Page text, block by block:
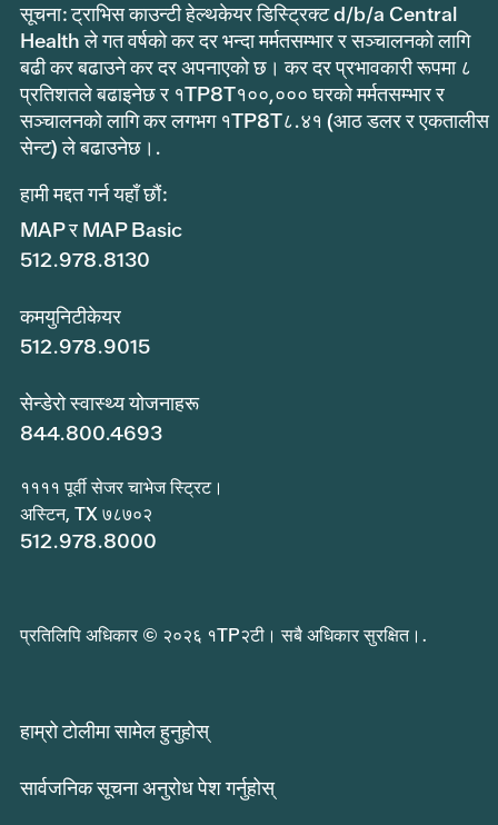
सूचना: ट्राभिस काउन्टी हेल्थकेयर डिस्ट्रिक्ट d/b/a Central
Health ले गत वर्षको कर दर भन्दा मर्मतसम्भार र सञ्चालनको लागि
बढी कर बढाउने कर दर अपनाएको छ। कर दर प्रभावकारी रूपमा ८
प्रतिशतले बढाइनेछ र १TP8T१००,००० घरको मर्मतसम्भार र
सञ्चालनको लागि कर लगभग १TP8T८.४१ (आठ डलर र एकतालीस
सेन्ट) ले बढाउनेछ।.
हामी मद्दत गर्न यहाँ छौं:
MAP र MAP Basic
512.978.8130
कमयुनिटीकेयर
512.978.9015
सेन्डेरो स्वास्थ्य योजनाहरू
844.800.4693
११११ पूर्वी सेजर चाभेज स्ट्रिट।
अस्टिन, TX ७८७०२
512.978.8000
प्रतिलिपि अधिकार © २०२६ १TP२टी। सबै अधिकार सुरक्षित।.
हाम्रो टोलीमा सामेल हुनुहोस्
सार्वजनिक सूचना अनुरोध पेश गर्नुहोस्